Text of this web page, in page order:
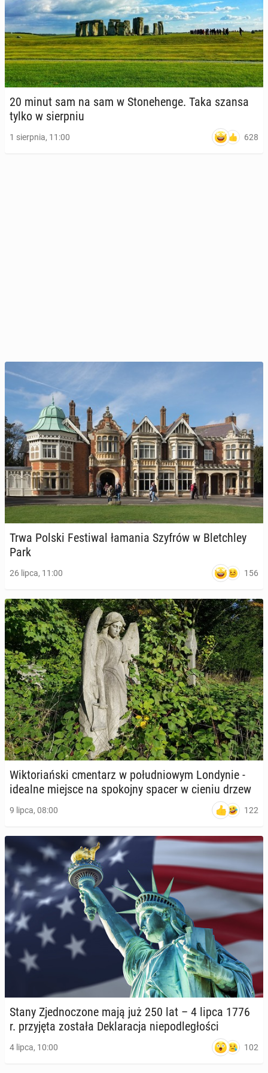
20 minut sam na sam w Sto­ne­hen­ge. Taka szansa
tylko w sierp­niu
1 sierpnia, 11:00 628
Trwa Polski Fe­sti­wal łamania Szyfrów w Blet­chley
Park
26 lipca, 11:00 156
Wik­to­riań­ski cmen­tarz w po­łu­dnio­wym Lon­dy­nie -
idealne miejsce na spo­koj­ny spacer w cieniu drzew
9 lipca, 08:00 122
Stany Zjed­no­czo­ne mają już 250 lat – 4 lipca 1776
r. przy­ję­ta została De­kla­ra­cja nie­pod­le­gło­ści
4 lipca, 10:00 102